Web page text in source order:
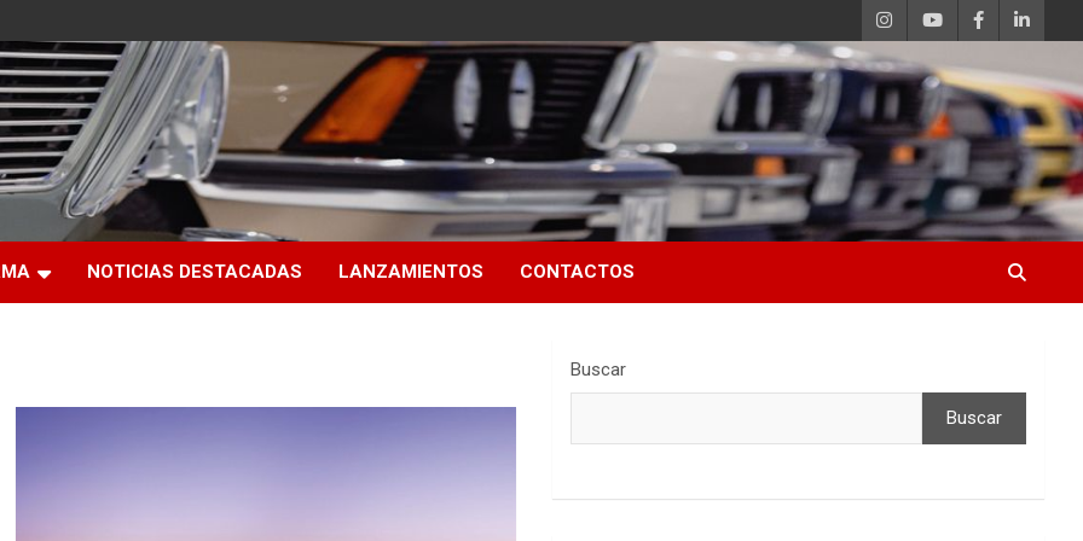
NOTICIAS DESTACADAS LANZAMIENTOS CONTACTOS
Buscar
Buscar